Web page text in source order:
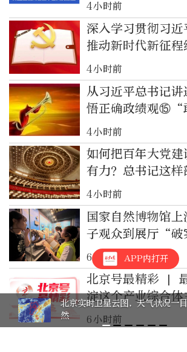
4小时前
深入学习贯彻习近
推动新时代新征程
高质量发展之四推
态化长效化
4小时前
从习近平总书记
悟正确政绩观⑮“
甘当‘燃灯者’”
4小时前
如何把百年大党
有力？总书记这样
4小时前
国家自然博物馆
子观众到展厅“破
6小时前
北京号最精彩 |
淀这个产业综合
封顶
6小时前
APP内打开
北京实时卫星云图，天气状况一
然